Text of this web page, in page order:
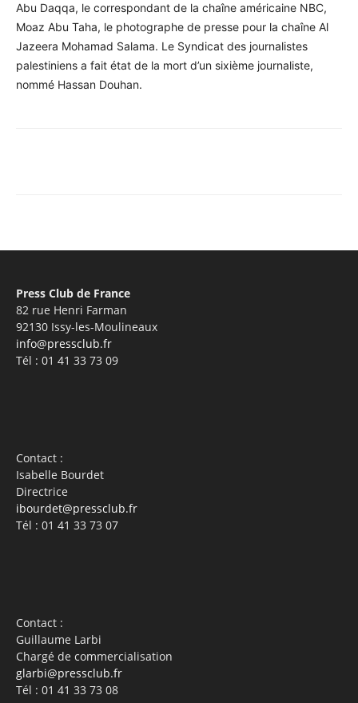
Abu Daqqa, le correspondant de la chaîne américaine NBC,
Moaz Abu Taha, le photographe de presse pour la chaîne Al
Jazeera Mohamad Salama. Le Syndicat des journalistes
palestiniens a fait état de la mort d’un sixième journaliste,
nommé Hassan Douhan.
Press Club de France
82 rue Henri Farman
92130 Issy-les-Moulineaux
info@pressclub.fr
Tél : 01 41 33 73 09
Contact :
Isabelle Bourdet
Directrice
ibourdet@pressclub.fr
Tél : 01 41 33 73 07
Contact :
Guillaume Larbi
Chargé de commercialisation
glarbi@pressclub.fr
Tél : 01 41 33 73 08